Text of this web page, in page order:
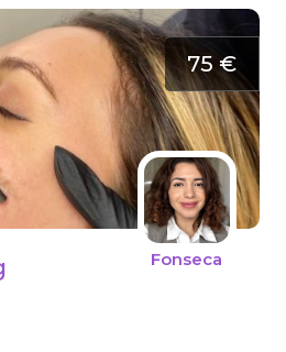
75 €
Fonseca